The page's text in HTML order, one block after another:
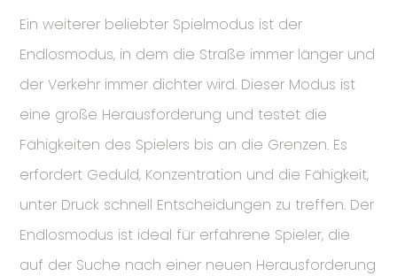
Ein weiterer beliebter Spielmodus ist der
Endlosmodus, in dem die Straße immer länger und
der Verkehr immer dichter wird. Dieser Modus ist
eine große Herausforderung und testet die
Fähigkeiten des Spielers bis an die Grenzen. Es
erfordert Geduld, Konzentration und die Fähigkeit,
unter Druck schnell Entscheidungen zu treffen. Der
Endlosmodus ist ideal für erfahrene Spieler, die
auf der Suche nach einer neuen Herausforderung